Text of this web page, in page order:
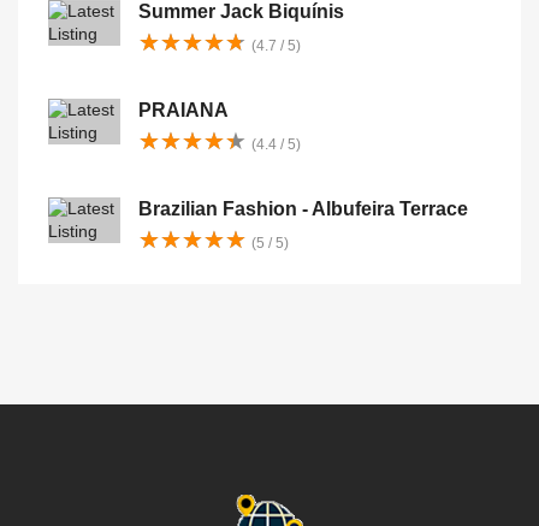
Summer Jack Biquínis
★★★★★
★★★★★ (4.7 / 5)
PRAIANA
★★★★★
★★★★★ (4.4 / 5)
Brazilian Fashion - Albufeira Terrace
★★★★★
★★★★★ (5 / 5)